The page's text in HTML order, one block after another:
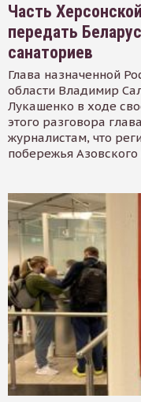
Часть
передать
санаториев
Глава назначенной
области Владимир
Лукашенко в ходе
этого разговора
журналистам, что
побережья